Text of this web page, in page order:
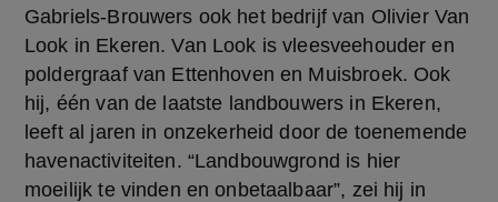
Gabriels-Brouwers ook het bedrijf van Olivier Van
Look in Ekeren. Van Look is vleesveehouder en
poldergraaf van Ettenhoven en Muisbroek. Ook
hij, één van de laatste landbouwers in Ekeren,
leeft al jaren in onzekerheid door de toenemende
havenactiviteiten. “Landbouwgrond is hier
moeilijk te vinden en onbetaalbaar”, zei hij in